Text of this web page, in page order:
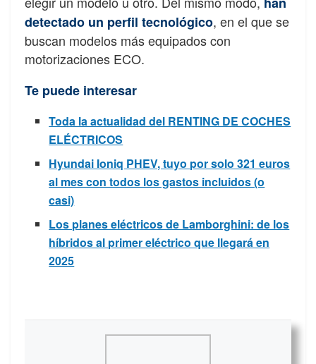
detectado un perfil tecnológico, en el que se
buscan modelos más equipados con
motorizaciones ECO.
Te puede interesar
Toda la actualidad del RENTING DE COCHES
ELÉCTRICOS
Hyundai Ioniq PHEV, tuyo por solo 321 euros
al mes con todos los gastos incluidos (o
casi)
Los planes eléctricos de Lamborghini: de los
híbridos al primer eléctrico que llegará en
2025